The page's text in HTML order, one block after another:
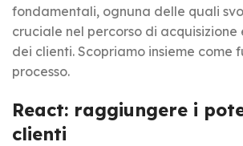
fondamentali, ognuna delle quali
cruciale nel percorso di acquisizione
dei clienti. Scopriamo insieme come
processo.
React: raggiungere i
clienti